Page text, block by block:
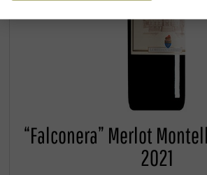
“Falconera” Merlot
2021